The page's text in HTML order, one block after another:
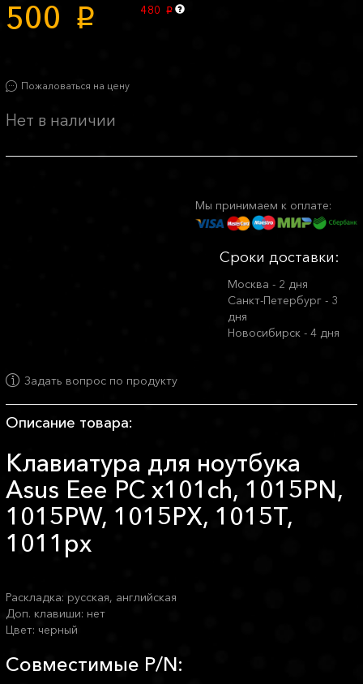
500 p 480 p
Пожаловаться на цену
Нет в наличии
Мы принимаем к оплате:
Сроки доставки:
Москва - 2 дня
Санкт-Петербург - 3
дня
Новосибирск - 4 дня
Задать вопрос по продукту
Описание товара:
Клавиатура для ноутбука
Asus Eee PC x101ch, 1015PN,
1015PW, 1015PX, 1015T,
1011px
Раскладка: русская, английская
Доп. клавиши: нет
Цвет: черный
Совместимые P/N: